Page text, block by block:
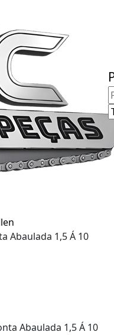
Abaulada 1,5 Á 10